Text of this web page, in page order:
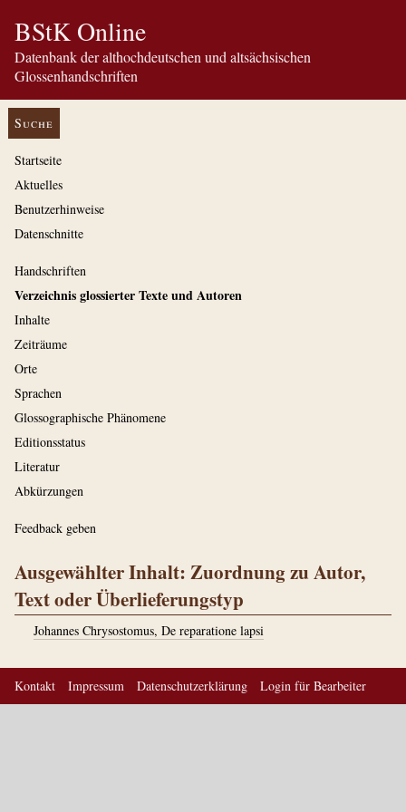
BStK Online
Datenbank der althochdeutschen und altsächsischen
Glossenhandschriften
Suche
Startseite
Aktuelles
Benutzerhinweise
Datenschnitte
Handschriften
Verzeichnis glossierter Texte und Autoren
Inhalte
Zeiträume
Orte
Sprachen
Glossographische Phänomene
Editionsstatus
Literatur
Abkürzungen
Feedback geben
Ausgewählter Inhalt: Zuordnung zu Autor,
Text oder Überlieferungstyp
Johannes Chrysostomus, De reparatione lapsi
Kontakt Impressum Datenschutzerklärung Login für Bearbeiter